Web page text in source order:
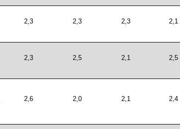
2,3 2,3 2,3 2,1
2,3 2,5 2,1 2,5
2,6 2,0 2,1 2,4